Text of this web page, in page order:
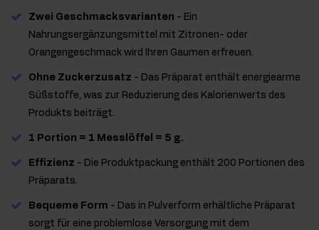
Zwei Geschmacksvarianten - Ein
Nahrungsergänzungsmittel mit Zitronen- oder
Orangengeschmack wird Ihren Gaumen erfreuen.
Ohne Zuckerzusatz - Das Präparat enthält energiearme
Süßstoffe, was zur Reduzierung des Kalorienwerts des
Produkts beiträgt.
1 Portion = 1 Messlöffel = 5 g.
Effizienz - Die Produktpackung enthält 200 Portionen des
Präparats.
Bequeme Form - Das in Pulverform erhältliche Präparat
sorgt für eine problemlose Versorgung mit dem